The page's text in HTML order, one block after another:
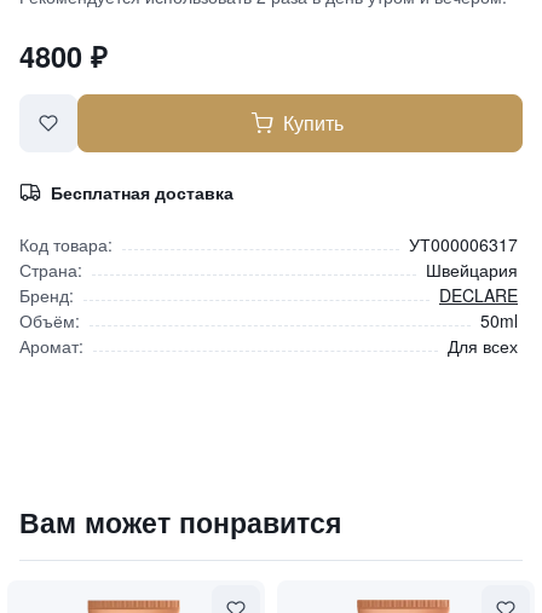
4800 ₽
Купить
Бесплатная доставка
Код товара:
УТ000006317
Страна:
Швейцария
Бренд:
DECLARE
Объём:
50ml
Аромат:
Для всех
4800₽9 840 ₽
Вам может понравится